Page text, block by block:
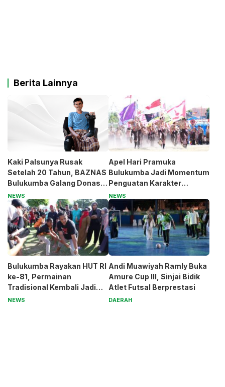
Berita Lainnya
Kaki Palsunya Rusak
Setelah 20 Tahun, BAZNAS
Bulukumba Galang Donasi
untuk Pak Pardi
NEWS
Apel Hari Pramuka
Bulukumba Jadi Momentum
Penguatan Karakter
Generasi Muda
NEWS
Bulukumba Rayakan HUT RI
ke-81, Permainan
Tradisional Kembali Jadi
Magnet
NEWS
Andi Muawiyah Ramly Buka
Amure Cup III, Sinjai Bidik
Atlet Futsal Berprestasi
DAERAH